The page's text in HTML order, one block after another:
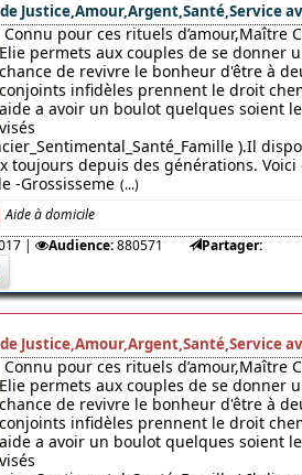
Justice,Amour,Argent,Santé,Service
Connu pour ces rituels d’amour,Maître
Elie permets aux couples de se donner
chance de revivre le bonheur d'être à
conjoints infidèles prennent le droit
aide a avoir un boulot quelques soient
visés
).Il
toujours depuis des générations. Voici
-Grossisseme (...)
Aide à domicile
| Audience:880571 Partager:
Justice,Amour,Argent,Santé,Service
Connu pour ces rituels d’amour,Maître
Elie permets aux couples de se donner
chance de revivre le bonheur d'être à
conjoints infidèles prennent le droit
aide a avoir un boulot quelques soient
visés